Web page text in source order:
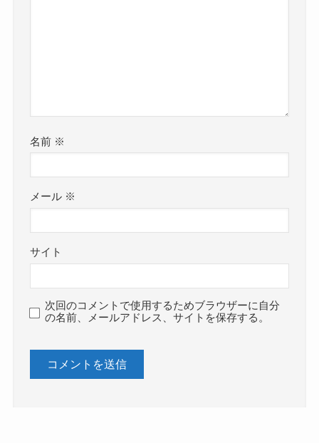
名前 ※
メール ※
サイト
次回のコメントで使用するためブラウザーに自分
の名前、メールアドレス、サイトを保存する。